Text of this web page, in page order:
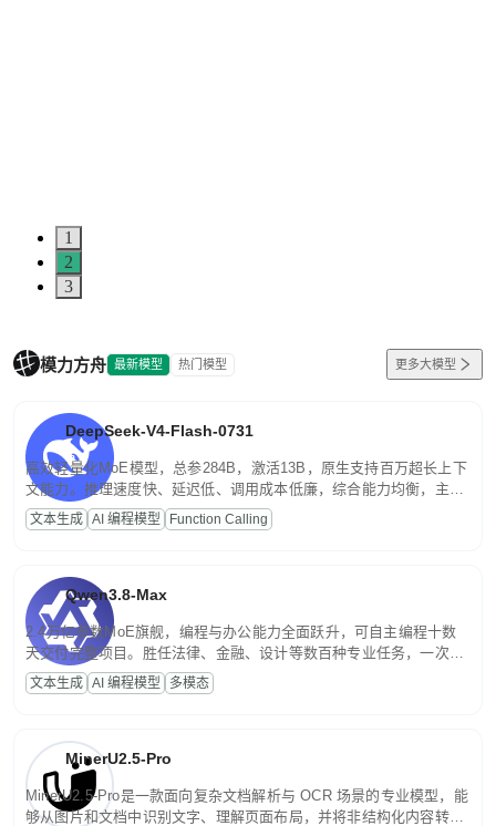
1
2
3
模力方舟 最新模型 热门模型 更多大模型
DeepSeek-V4-Flash-0731
高效轻量化MoE模型，总参284B，激活13B，原生支持百万超长上下
文能力。推理速度快、延迟低、调用成本低廉，综合能力均衡，主打
高并发、轻量化任务，适合日常对话、内容创作、基础 RAG、批量
文案处理等普惠刚需场景。
文本生成 AI 编程模型 Function Calling
Qwen3.8-Max
2.4万亿参数MoE旗舰，编程与办公能力全面跃升，可自主编程十数
天交付完整项目。胜任法律、金融、设计等数百种专业任务，一次对
话端到端交付生产级成果。原生视觉理解贯穿规划、执行与验证全流
程，支持超长文档与长视频的深度语义解析。长程任务中自主规划与
文本生成 AI 编程模型 多模态
MinerU2.5-Pro
MinerU2.5-Pro是一款面向复杂文档解析与 OCR 场景的专业模型，能
够从图片和文档中识别文字、理解页面布局，并将非结构化内容转换